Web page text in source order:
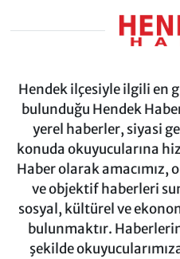
Hendek ilçesiyle ilgili en
bulunduğu Hendek
yerel haberler, siyasi
konuda okuyucularına
Haber olarak amacımız,
ve objektif haberleri
sosyal, kültürel ve
bulunmaktır.
şekilde